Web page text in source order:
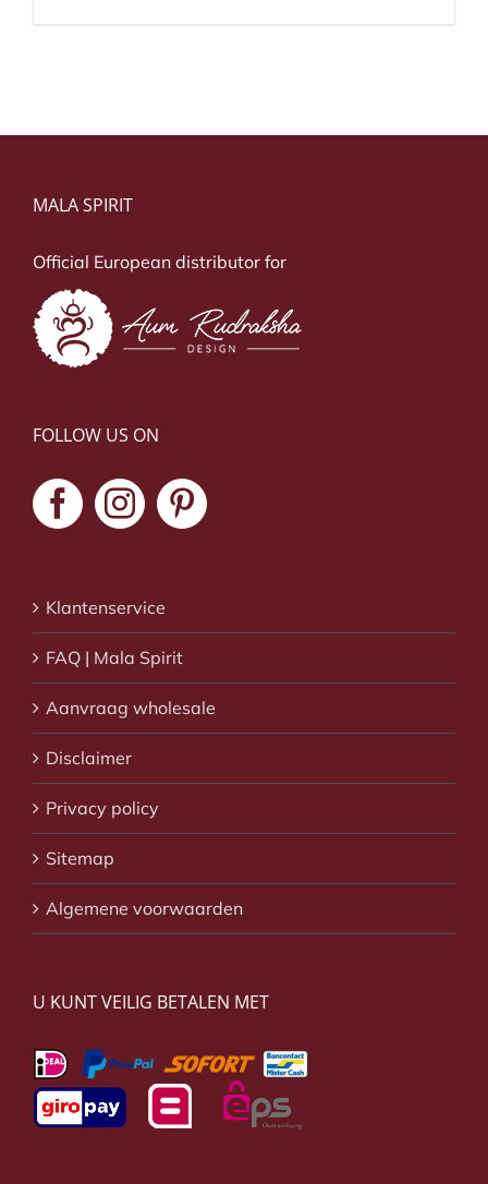
MALA SPIRIT
Official European distributor for
FOLLOW US ON
Klantenservice
FAQ | Mala Spirit
Aanvraag wholesale
Disclaimer
Privacy policy
Sitemap
Algemene voorwaarden
U KUNT VEILIG BETALEN MET